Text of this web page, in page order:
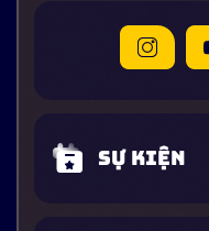
Sự kiện